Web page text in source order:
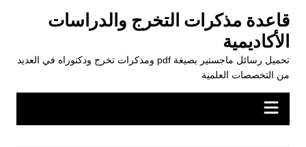
المحتوى
قاعدة مذكرات التخرج والدراسات
الأكاديمية
تحميل رسائل ماجستير بصيغة pdf ومذكرات تخرج ودكتوراه في العديد
من التخصصات العلمية